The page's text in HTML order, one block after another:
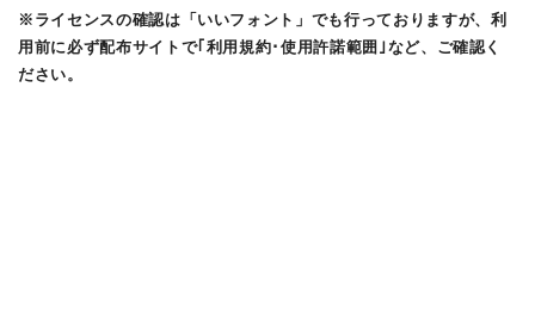
※ライセンスの確認は「いいフォント」でも行っておりますが、利
用前に必ず配布サイトで｢利用規約･使用許諾範囲｣など、ご確認く
ださい。